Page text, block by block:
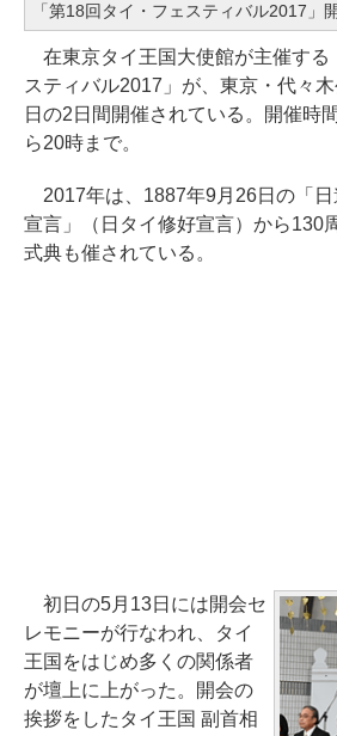
「第18回タイ・フェスティバル2017」
在東京タイ王国大使館が主催する
スティバル2017」が、東京・代々
日の2日間開催されている。開催時
ら20時まで。
2017年は、1887年9月26日の「日
宣言」（日タイ修好宣言）から130
式典も催されている。
初日の5月13日には開会セ
レモニーが行なわれ、タイ
王国をはじめ多くの関係者
が壇上に上がった。開会の
挨拶をしたタイ王国 副首相